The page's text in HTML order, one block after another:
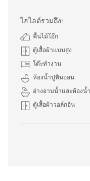
ไฮไลต์รวมถึง:
พื้นไม้โอ๊ก
ตู้เสื้อผ้าแบบสูง
โต๊ะทำงาน
ห้องน้ำปูหินอ่อน
อ่างอาบน้ำและห้อง
ตู้เสื้อผ้าวอล์กอิน